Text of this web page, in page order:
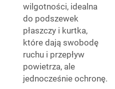
wilgotności, idealna
do podszewek
płaszczy i kurtka,
które dają swobodę
ruchu i przepływ
powietrza, ale
jednocześnie ochronę.